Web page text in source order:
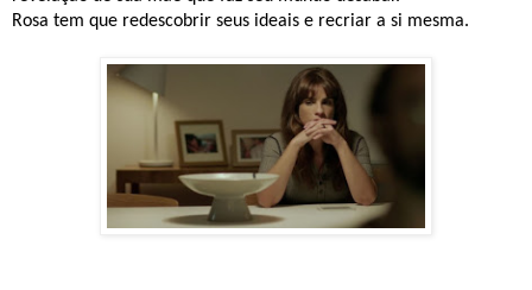
Rosa tem que redescobrir seus ideais e recriar a si mesma.